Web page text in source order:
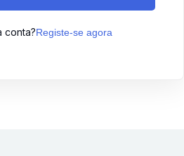
conta?Registe-se agora
an account?Sign in